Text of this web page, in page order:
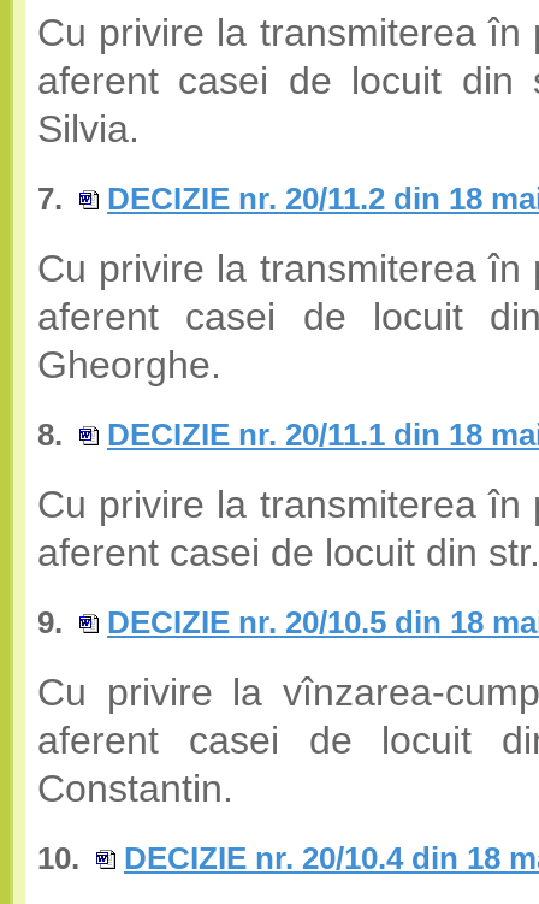
Cu privire la transmiterea
aferent casei de locuit din
Silvia.
7. DECIZIE nr. 20/11.2 din 18
Cu privire la transmiterea
aferent casei de locuit
Gheorghe.
8. DECIZIE nr. 20/11.1 din 18
Cu privire la transmiterea
aferent casei de locuit din
9. DECIZIE nr. 20/10.5 din 18
Cu privire la vînzarea-
aferent casei de locuit
Constantin.
10. DECIZIE nr. 20/10.4 din 18